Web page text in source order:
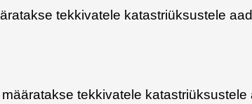
tekkivatele katastriüksustele
tekkivatele